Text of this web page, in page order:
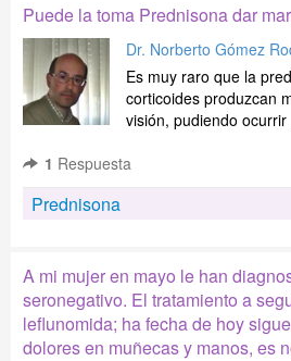
Puede la toma Prednisona dar
Dr. Norberto Gómez
Es muy raro que la
corticoides produzcan
visión, pudiendo ocurrir
1 Respuesta
Prednisona
A mi mujer en mayo le han
seronegativo. El tratamiento a
leflunomida; ha fecha de hoy
dolores en muñecas y manos, es